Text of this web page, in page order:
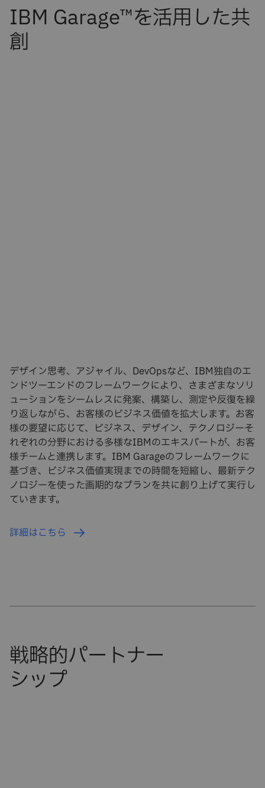
デザイン思考、アジャイル、DevOpsなど、IBM独自のエ
ンドツーエンドのフレームワークにより、さまざまなソリ
ューションをシームレスに発案、構築し、測定や反復を繰
り返しながら、お客様のビジネス価値を拡大します。お客
様の要望に応じて、ビジネス、デザイン、テクノロジーそ
れぞれの分野における多様なIBMのエキスパートが、お客
様チームと連携します。IBM Garageのフレームワークに
基づき、ビジネス価値実現までの時間を短縮し、最新テク
ノロジーを使った画期的なプランを共に創り上げて実行し
ていきます。
詳細はこちら